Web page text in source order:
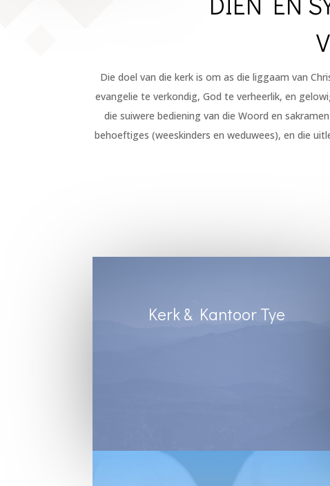
Die doel van die kerk is om as die liggaam van
evangelie te verkondig, God te verheerlik, en
die suiwere bediening van die Woord en
behoeftiges (weeskinders en weduwees), en die
Kerk & Kantoor Tye